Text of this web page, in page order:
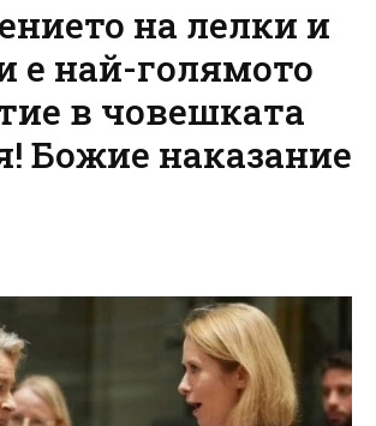
на лелки и
е най-голямото
в човешката
Божие наказание